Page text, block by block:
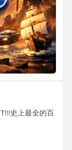
史上最全的百